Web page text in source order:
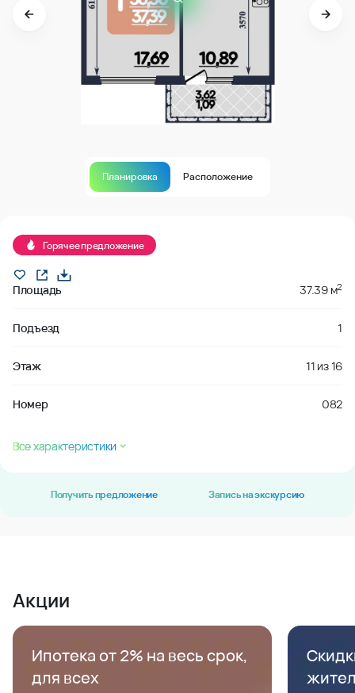
Планировка Расположение
Горячее предложение
Площадь 37.39 м2
Подъезд 1
Этаж 11 из16
Номер 082
Все характеристики
Получить предложение Запись на экскурсию
Акции
Ипотека от 2% на весь срок,
для всех